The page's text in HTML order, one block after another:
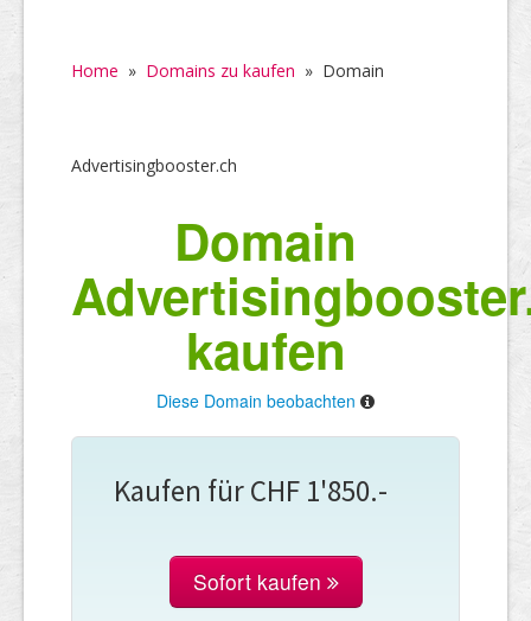
Home » Domains zu kaufen » Domain
Advertisingbooster.ch
Domain
kaufen
Diese Domain beobachten
Kaufen für CHF 1'850.-
Sofort kaufen